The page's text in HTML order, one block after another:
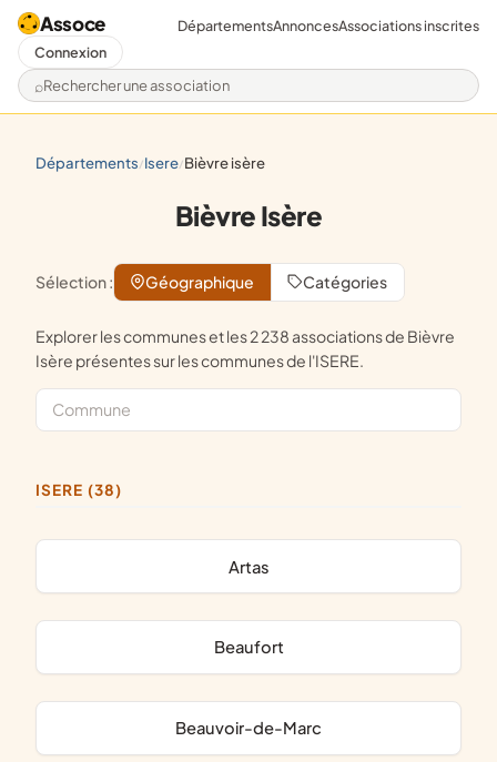
Assoce
Rechercher une association
DépartementsAnnoncesAssociations inscrites
Connexion
départements/ isere/ bièvre isère
Bièvre Isère
Sélection : Géographique Catégories
Explorer les communes et les 2 238 associations de Bièvre
Isère présentes sur les communes de l'ISERE.
ISERE (38)
Artas
Beaufort
Beauvoir-de-Marc